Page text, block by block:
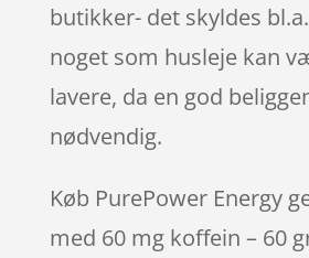
butikker- det skyldes
noget som husleje kan
lavere, da en god
nødvendig.
Køb PurePower Energy
med 60 mg koffein – 60